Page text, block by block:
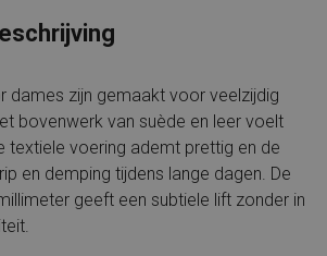
dames zijn gemaakt voor veelzijdig
bovenwerk van suède en leer voelt
textiele voering ademt prettig en de
en demping tijdens lange dagen. De
geeft een subtiele lift zonder in